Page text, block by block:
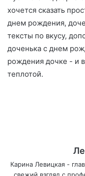
хочется сказать
днем рождения,
тексты по вкусу,
доченька с днем
рождения дочке - и
теплотой.
Карина Левицкая -